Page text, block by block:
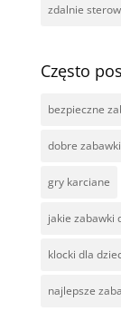
zdalnie
Często
bezpieczne
dobre zabawki
gry karciane
jakie zabawki
klocki dla
najlepsze